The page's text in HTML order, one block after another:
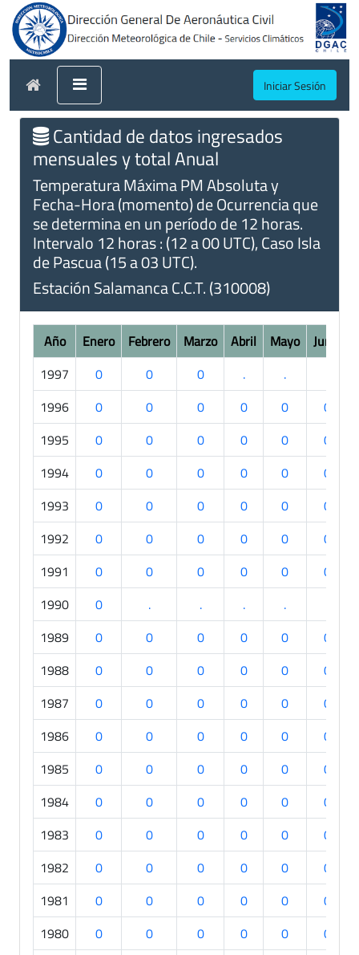
Iniciar Sesión
Cantidad de datos ingresados
mensuales y total Anual
Temperatura Máxima PM Absoluta y
Fecha-Hora (momento) de Ocurrencia que
se determina en un período de 12 horas.
Intervalo 12 horas : (12 a 00 UTC), Caso Isla
de Pascua (15 a 03 UTC).
Estación Salamanca C.C.T. (310008)
Año Enero Febrero Marzo Abril Mayo Junio
1997
0 0 0 . .
1996
0 0 0 0 0
0
1995
0 0 0 0 0
0
1994
0 0 0 0 0
0
1993
0 0 0 0 0
0
1992
0 0 0 0 0
0
1991
0 0 0 0 0
0
1990
0 . . . .
1989
0 0 0 0 0
0
1988
0 0 0 0 0
0
1987
0 0 0 0 0
0
1986
0 0 0 0 0
0
1985
0 0 0 0 0
0
1984
0 0 0 0 0
0
1983
0 0 0 0 0
0
1982
0 0 0 0 0
0
1981
0 0 0 0 0
0
1980
0 0 0 0 0
0